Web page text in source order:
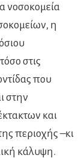
νοσοκομεία
η
στις
που
στην
και
περιοχής –κι
κάλυψη.